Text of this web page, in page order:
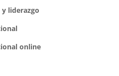
liderazgo
online